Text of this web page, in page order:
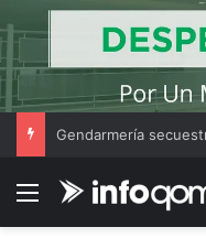
Menú